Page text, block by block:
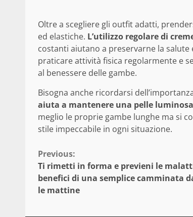
Oltre a scegliere gli outfit adatti,
ed elastiche. L’utilizzo regolare di
costanti aiutano a preservarne la
praticare attività fisica regolarmente e
al benessere delle gambe.
Bisogna anche ricordarsi
aiuta a mantenere una pelle
meglio le proprie gambe lunghe ma si
stile impeccabile in ogni situazione.
Continue
Reading
Previous:
Ti rimetti in forma e previeni le
benefici di una semplice camminata
le mattine